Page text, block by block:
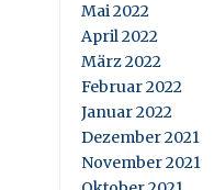
Mai 2022
April 2022
März 2022
Februar 2022
Januar 2022
Dezember 2021
November 2021